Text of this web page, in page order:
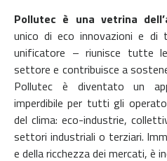
Pollutec è una vetrina
unico di eco innovazioni e di
unificatore – riunisce tutte
settore e contribuisce a
Pollutec è diventato un
imperdibile per tutti gli
del clima: eco-industrie,
settori industriali o terziari.
e della ricchezza dei mercati, è